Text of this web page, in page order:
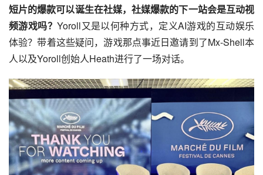
短片的爆款可以诞生在社媒，社媒爆款的下一站会是互动视
频游戏吗？Yoroll又是以何种方式，定义AI游戏的互动娱乐
体验？带着这些疑问，游戏那点事近日邀请到了Mx-Shell本
人以及Yoroll创始人Heath进行了一场对话。